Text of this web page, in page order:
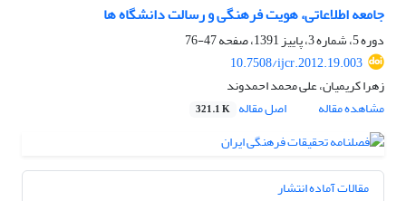
جامعه اطلاعاتی، هویت فرهنگی و رسالت دانشگاه ها
دوره 5، شماره 3، پاییز 1391، صفحه
47-76
10.7508/ijcr.2012.19.003
زهرا کریمیان، علی محمد احمدوند
مشاهده مقاله
اصل مقاله 321.1 K
مقالات آماده انتشار